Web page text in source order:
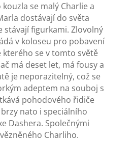
se malý Charlie a
dostávají do světa
stávají figurkami. Zlovolný
v koloseu pro pobavení
kterého se v tomto světě
má deset let, má fousy a
je neporazitelný, což se
adeptem na souboj s
pohodového řidiče
nato i speciálního
Dashera. Společnými
Charliho.